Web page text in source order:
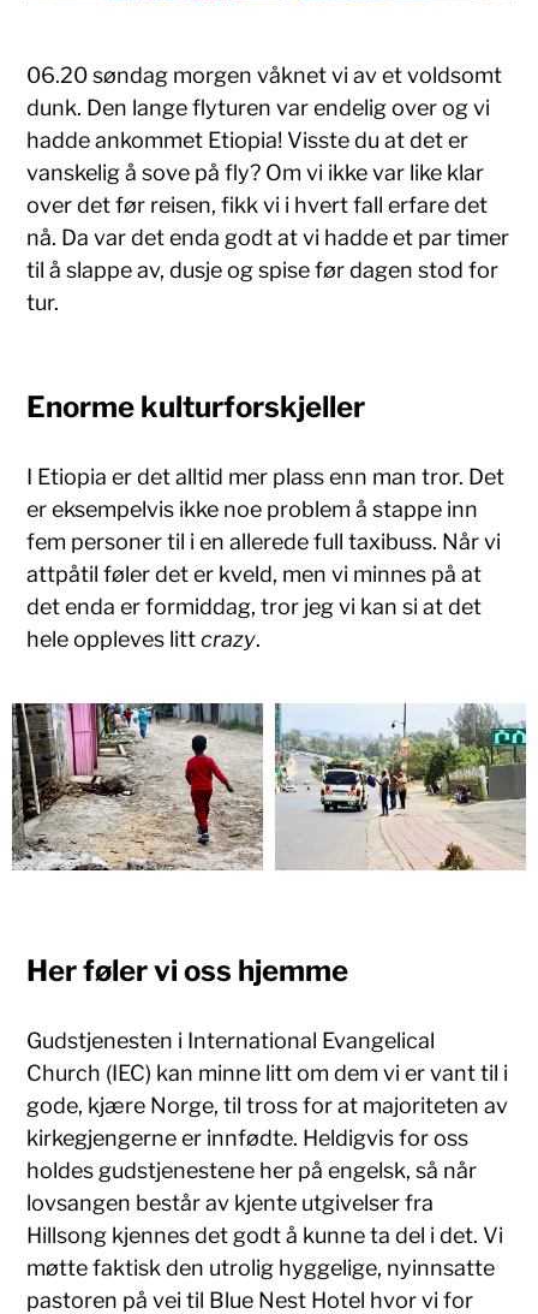
06.20 søndag morgen våknet vi av et voldsomt
dunk. Den lange flyturen var endelig over og vi
hadde ankommet Etiopia! Visste du at det er
vanskelig å sove på fly? Om vi ikke var like klar
over det før reisen, fikk vi i hvert fall erfare det
nå. Da var det enda godt at vi hadde et par timer
til å slappe av, dusje og spise før dagen stod for
tur.
Enorme kulturforskjeller
I Etiopia er det alltid mer plass enn man tror. Det
er eksempelvis ikke noe problem å stappe inn
fem personer til i en allerede full taxibuss. Når vi
attpåtil føler det er kveld, men vi minnes på at
det enda er formiddag, tror jeg vi kan si at det
hele oppleves littcrazy.
Her føler vi oss hjemme
Gudstjenesten i International Evangelical
Church (IEC) kan minne litt om dem vi er vant til i
gode, kjære Norge, til tross for at majoriteten av
kirkegjengerne er innfødte. Heldigvis for oss
holdes gudstjenestene her på engelsk, så når
lovsangen består av kjente utgivelser fra
Hillsong kjennes det godt å kunne ta del i det. Vi
møtte faktisk den utrolig hyggelige, nyinnsatte
pastoren på vei til Blue Nest Hotel hvor vi for